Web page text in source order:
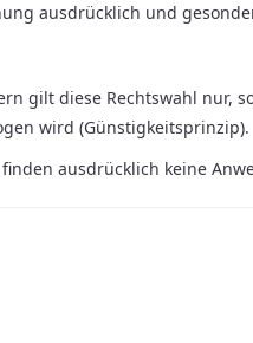
ausdrücklich und
gilt diese Rechtswahl
wird (Günstigkeitsprinzip).
ausdrücklich keine